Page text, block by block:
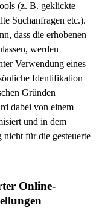
(z. B. geklickte
Suchanfragen etc.).
dass die erhobenen
werden
Verwendung eines
Identifikation
Gründen
dabei von einem
und in dem
nicht für die gesteuerte
Online-